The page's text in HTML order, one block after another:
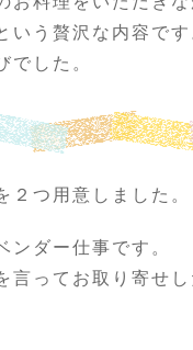
いう贅沢な内容です
でした。
２つ用意しました。
ンダー仕事です。
言ってお取り寄せ